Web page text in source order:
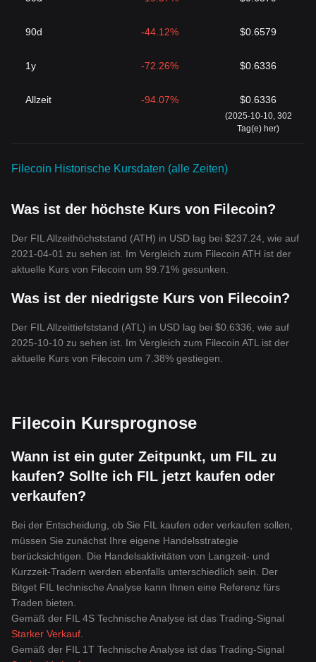
90d -44.12% $0.6579
1y -72.26% $0.6336
Allzeit -94.07% $0.6336
(2025-10-10, 302
Tag(e) her)
Filecoin Historische Kursdaten (alle Zeiten)
Was ist der höchste Kurs von Filecoin?
Der FIL Allzeithöchststand (ATH) in USD lag bei $237.24, wie auf
2021-04-01 zu sehen ist. Im Vergleich zum Filecoin ATH ist der
aktuelle Kurs von Filecoin um 99.71% gesunken.
Was ist der niedrigste Kurs von Filecoin?
Der FIL Allzeittiefststand (ATL) in USD lag bei $0.6336, wie auf
2025-10-10 zu sehen ist. Im Vergleich zum Filecoin ATL ist der
aktuelle Kurs von Filecoin um 7.38% gestiegen.
Filecoin Kursprognose
Wann ist ein guter Zeitpunkt, um FIL zu
kaufen? Sollte ich FIL jetzt kaufen oder
verkaufen?
Bei der Entscheidung, ob Sie FIL kaufen oder verkaufen sollen,
müssen Sie zunächst Ihre eigene Handelsstrategie
berücksichtigen. Die Handelsaktivitäten von Langzeit- und
Kurzzeit-Tradern werden ebenfalls unterschiedlich sein. Der
Bitget FIL technische Analyse kann Ihnen eine Referenz fürs
Traden bieten.
Gemäß der FIL 4S Technische Analyse ist das Trading-Signal
Starker Verkauf
Gemäß der FIL 1T Technische Analyse ist das Trading-Signal